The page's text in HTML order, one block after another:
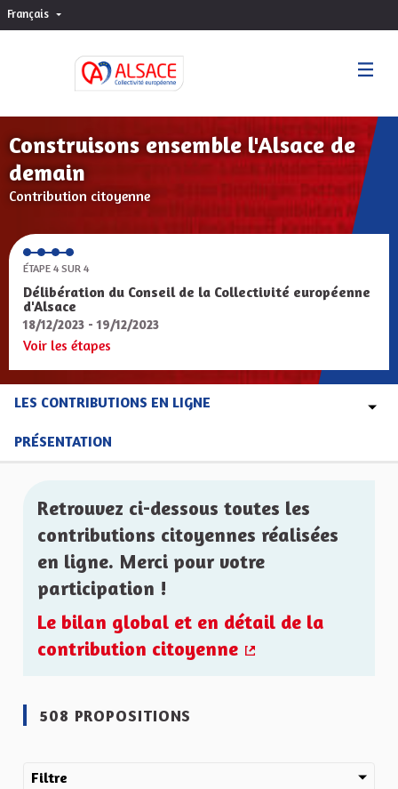
Français Choisir la langue
Construisons ensemble l'Alsace de
demain
Contribution citoyenne
ÉTAPE 4 SUR 4
Délibération du Conseil de la Collectivité européenne
d'Alsace
18/12/2023 - 19/12/2023
Voir les étapes
LES CONTRIBUTIONS EN LIGNE
PRÉSENTATION
Retrouvez ci-dessous toutes les
contributions citoyennes réalisées
en ligne. Merci pour votre
participation !
Le bilan global et en détail de la
contribution citoyenne
508 PROPOSITIONS
Filtre